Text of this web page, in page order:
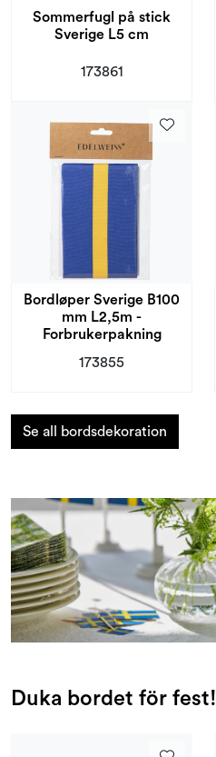
Sommerfugl på stick
Sverige L5 cm
173861
Bordløper Sverige B100
mm L2,5m -
Forbrukerpakning
173855
Se all bordsdekoration
Duka bordet för fest!